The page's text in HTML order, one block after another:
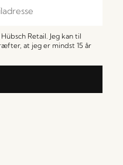
Retail. Jeg kan til
at jeg er mindst 15 år